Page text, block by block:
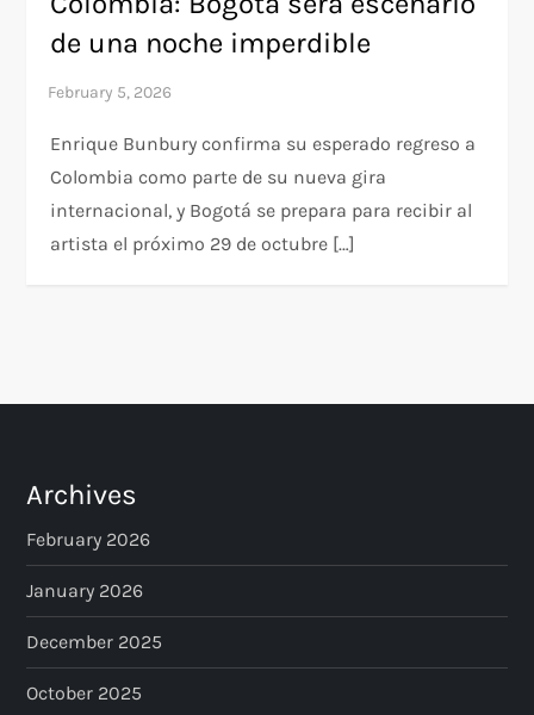
de una noche imperdible
Enrique Bunbury confirma su esperado regreso a
Colombia como parte de su nueva gira
internacional, y Bogotá se prepara para recibir al
artista el próximo 29 de octubre […]
Archives
February 2026
January 2026
December 2025
October 2025